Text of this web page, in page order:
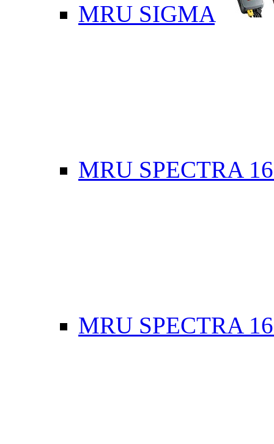
MRU SIGMA
MRU SPECTRA
MRU SPECTRA